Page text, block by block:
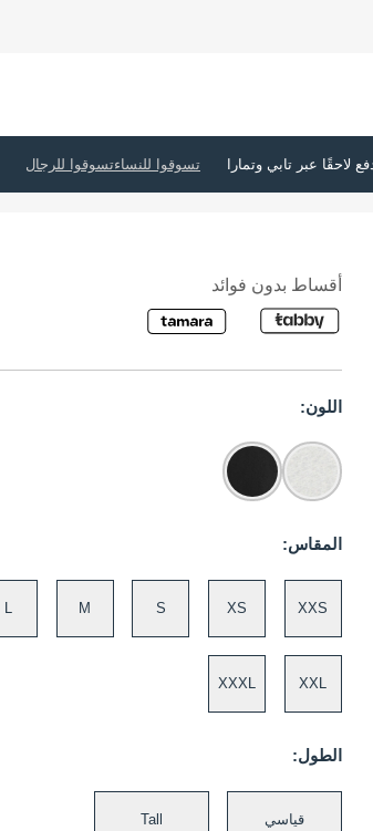
تسوقوا للنساءتسوقوا للرجال
أقساط بدون فوائد
اللون:
المقاس:
XXS
XS
S
M
L
XXL
XXXL
الطول:
قياسي Tall